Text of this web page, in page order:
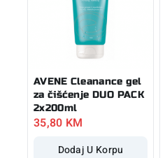
AVENE Cleanance gel
za čišćenje DUO PACK
2x200ml
35,80 KM
Dodaj U Korpu